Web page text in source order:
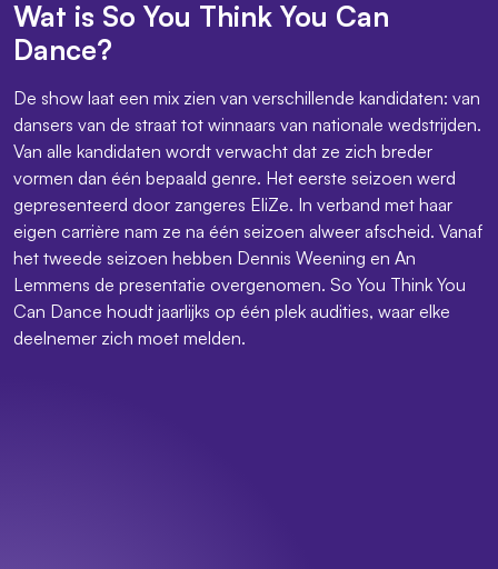
Wat is So You Think You Can
Dance?
De show laat een mix zien van verschillende kandidaten: van
dansers van de straat tot winnaars van nationale wedstrijden.
Van alle kandidaten wordt verwacht dat ze zich breder
vormen dan één bepaald genre. Het eerste seizoen werd
gepresenteerd door zangeres EliZe. In verband met haar
eigen carrière nam ze na één seizoen alweer afscheid. Vanaf
het tweede seizoen hebben Dennis Weening en An
Lemmens de presentatie overgenomen. So You Think You
Can Dance houdt jaarlijks op één plek audities, waar elke
deelnemer zich moet melden.